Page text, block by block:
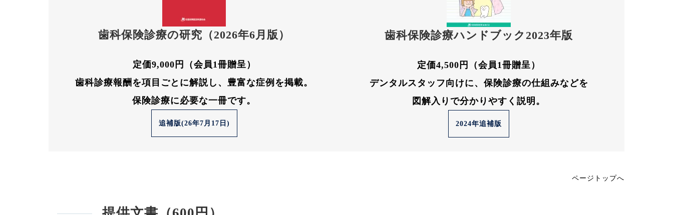
歯科保険診療の研究（2026年6月版）
定価9,000円（会員1冊贈呈）
歯科診療報酬を項目ごとに解説し、豊富な症例を掲載。
保険診療に必要な一冊です。
追補版(26年7月17日)
歯科保険診療ハンドブック 2023年版
定価4,500円（会員1冊贈呈）
デンタルスタッフ向けに、保険診療の仕組みなどを
図解入りで分かりやすく説明。
2024年追補版
ページトップへ